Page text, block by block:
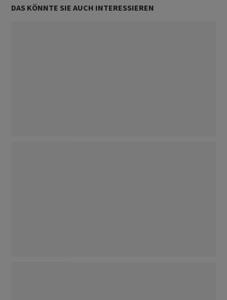
DAS KÖNNTE SIE AUCH INTERESSIEREN